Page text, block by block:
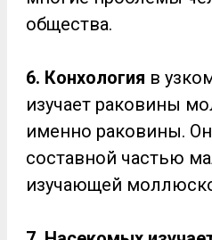
общества.
6. Конхология в
изучает раковины
именно раковины.
составной частью
изучающей